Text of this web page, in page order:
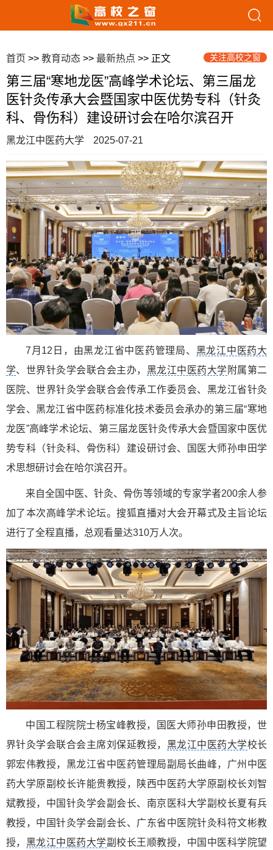
首页 >> 教育动态 >> 最新热点 >> 正文 关注高校之窗
第三届“寒地龙医”高峰学术论坛、第三届龙
医针灸传承大会暨国家中医优势专科（针灸
科、骨伤科）建设研讨会在哈尔滨召开
黑龙江中医药大学 2025-07-21
7月12日，由黑龙江省中医药管理局、 黑龙江中医药大
学、世界针灸学会联合会主办， 黑龙江中医药大学 附属第二
医院、世界针灸学会联合会传承工作委员会、黑龙江省针灸
学会、黑龙江省中医药标准化技术委员会承办的第三届“寒地
龙医”高峰学术论坛、第三届龙医针灸传承大会暨国家中医优
势专科（针灸科、骨伤科）建设研讨会、国医大师孙申田学
术思想研讨会在哈尔滨召开。
来自全国中医、针灸、骨伤等领域的专家学者200余人参
加了本次高峰学术论坛。搜狐直播对大会开幕式及主旨论坛
进行了全程直播，总观看量达310万人次。
中国工程院院士杨宝峰教授，国医大师孙申田教授，世
界针灸学会联合会主席刘保延教授， 黑龙江中医药大学校长
郭宏伟教授，黑龙江省中医药管理局副局长曲峰，广州中医
药大学原副校长许能贵教授，陕西中医药大学原副校长刘智
斌教授，中国针灸学会副会长、南京医科大学副校长夏有兵
教授，中国针灸学会副会长、广东省中医院针灸科符文彬教
授， 黑龙江中医药大学副校长王顺教授，中国中医科学院望